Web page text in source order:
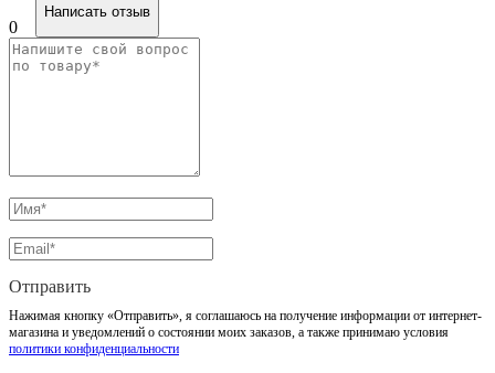
0
Написать отзыв
Отправить
Нажимая кнопку «Отправить», я соглашаюсь на получение информации от интернет-
магазина и уведомлений о состоянии моих заказов, а также принимаю условия
политики конфиденциальности